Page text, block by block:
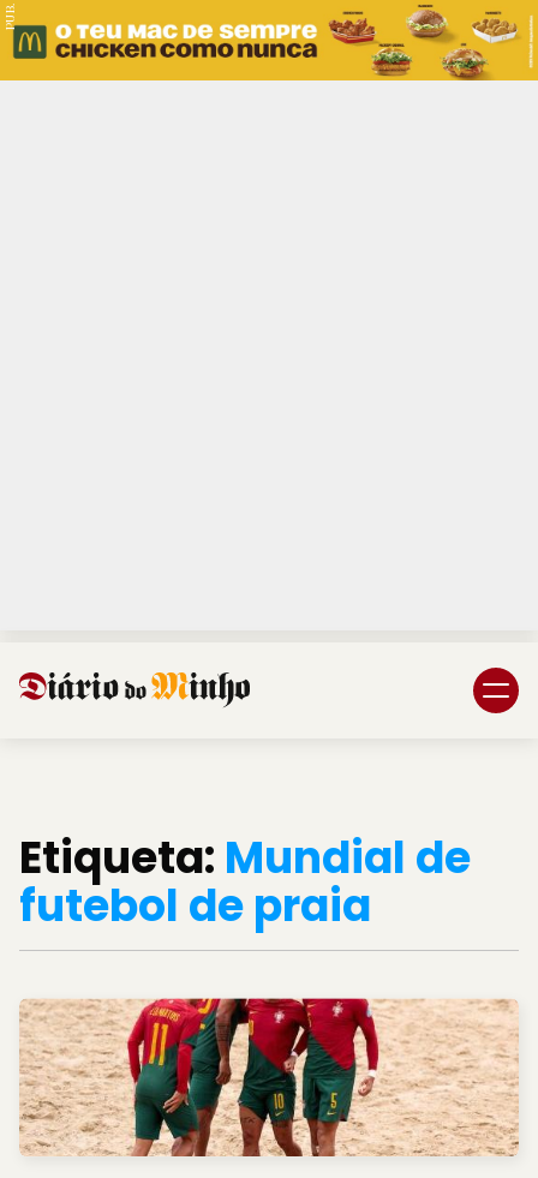
PUB.
Etiqueta: Mundial de
futebol de praia